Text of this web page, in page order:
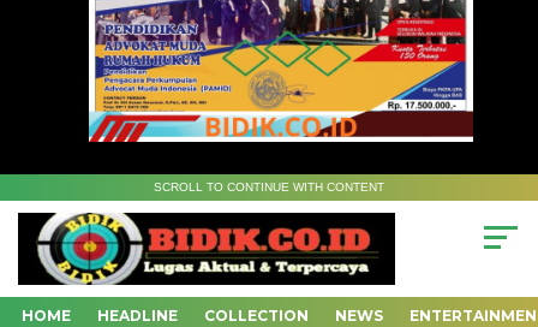
SCROLL TO CONTINUE WITH CONTENT
HOME HEADLINE COLLECTION NEWS